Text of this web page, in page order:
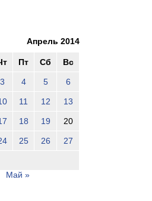
Апрель 2014
Пт Сб Вс
3 4 5 6
11 12 13
18 19 20
25 26 27
Май »